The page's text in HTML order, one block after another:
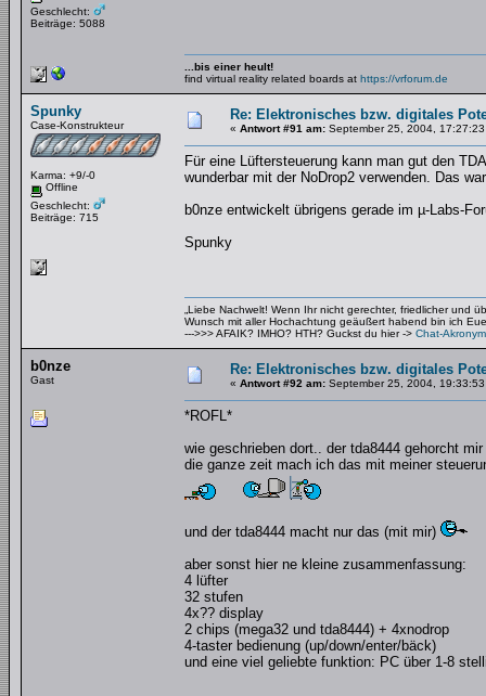
Geschlecht:
Beiträge: 5088
...bis einer heult!
find virtual reality related boards at https://vrforum.de
Spunky
Case-Konstrukteur
Karma: +9/-0
Offline
Geschlecht:
Beiträge: 715
Re: Elektronisches bzw. digitales
« Antwort #91 am: September 25, 2004,
Für eine Lüftersteuerung kann man gut den
wunderbar mit der NoDrop2 verwenden. Das
b0nze entwickelt übrigens gerade im µ-Labs-
Spunky
„Liebe Nachwelt! Wenn Ihr nicht gerechter, friedlicher und
Wunsch mit aller Hochachtung geäußert habend bin ich
--->>> AFAIK? IMHO? HTH? Guckst du hier -> Chat-
b0nze
Gast
Re: Elektronisches bzw. digitales
« Antwort #92 am: September 25, 2004,
*ROFL*
wie geschrieben dort.. der tda8444 gehorcht
die ganze zeit mach ich das mit meiner
und der tda8444 macht nur das (mit mir)
aber sonst hier ne kleine zusammenfassung:
4 lüfter
32 stufen
4x?? display
2 chips (mega32 und tda8444) + 4xnodrop
4-taster bedienung (up/down/enter/bäck)
und eine viel geliebte funktion: PC über 1-8